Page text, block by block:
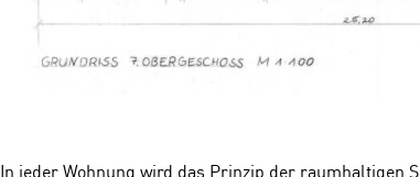
In jeder Wohnung wird das Prinzip der raumhaltigen